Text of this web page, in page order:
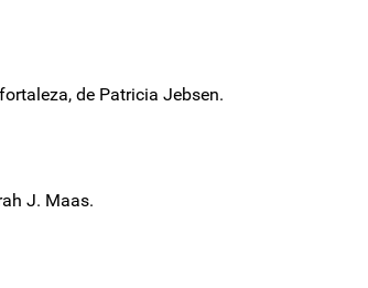
de Patricia Jebsen.
J. Maas.